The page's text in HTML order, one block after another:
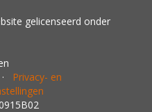
gelicenseerd onder
· Privacy- en